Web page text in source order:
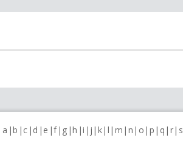
a b c d e f g h i j k l m n o p q r s